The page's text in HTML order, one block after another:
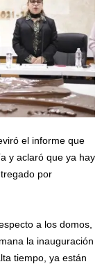
el informe que
y aclaró que ya hay
por
a los domos,
la inauguración
tiempo, ya están